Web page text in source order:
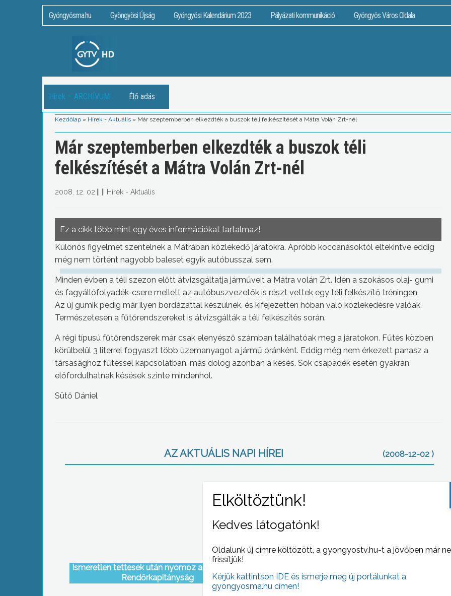
Gyöngyösma.hu Gyöngyösi Újság Gyöngyösi Kalendárium 2023 Pályázati kommunikáció Gyöngyös Város Oldala
Hírek – ARCHÍVUM Élő adás
Kezdőlap » Hírek - Aktuális » Már szeptemberben elkezdték a buszok téli felkészítését a Mátra Volán Zrt-nél
Már szeptemberben elkezdték a buszok téli
felkészítését a Mátra Volán Zrt-nél
2008. 12. 02. Hírek - Aktuális
Ez a cikk több mint egy éves információkat tartalmaz!
Különös figyelmet szentelnek a Mátrában közlekedő járatokra. Apróbb koccanásoktól eltekintve eddig
még nem történt nagyobb baleset egyik autóbusszal sem.
Minden évben a téli szezon előtt átvizsgáltatja járműveit a Mátra volán Zrt. Idén a szokásos olaj- gumi
és fagyállófolyadék-csere mellett az autóbuszvezetők is részt vettek egy téli felkészítő tréningen.
Az új gumik pedig már ilyen bordázattal készülnek, és kifejezetten hóban való közlekedésre valóak.
Természetesen a fűtőrendszereket is átvizsgálták a téli felkészítés során.
A régi típusú fűtőrendszerek már csak elenyésző számban találhatóak meg a járatokon. Fűtés közben
körülbelül 3 literrel fogyaszt több üzemanyagot a jármű óránként. Eddig még nem érkezett panasz a
társasághoz fűtéssel kapcsolatban, más dolog azonban a késés. Sok csapadék esetén gyakran
előfordulhatnak késések szinte mindenhol.
Sütő Dániel
AZ AKTUÁLIS NAPI HÍREI (2008-12-02 )
Ismeretlen tettesek után nyomoz a Gyöngyös
Rendőrkapitányság
megalakulásának 20 éves jubileumát
ünnepelték a tagok a Mátra Művelődési
Kedves látogatónk!
Oldalunk új címre költözött, a gyongyostv.hu-t a jövőben már
frissítjük!
Kérjük kattintson IDE és ismerje meg új portálunkat a
gyongyosma.hu címen!